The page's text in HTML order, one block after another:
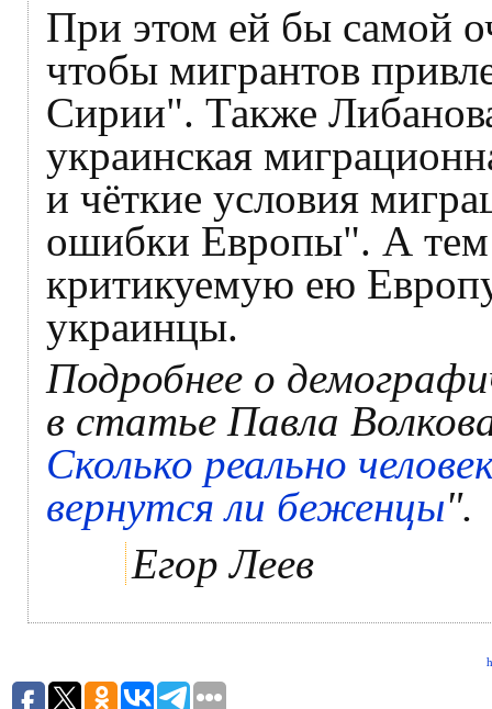
При этом ей бы самой
чтобы мигрантов
Сирии". Также
украинская
и чёткие условия
ошибки Европы". А тем
критикуемую ею
украинцы.
Подробнее о
в статье Павла
Сколько реально
вернутся ли беженцы".
Егор Леев